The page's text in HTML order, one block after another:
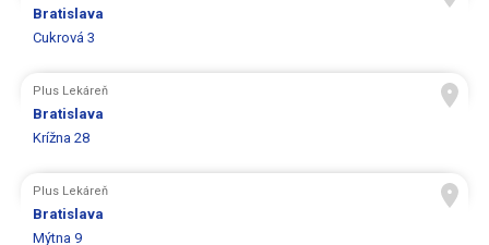
Bratislava
Cukrová 3
Plus Lekáreň
Bratislava
Krížna 28
Plus Lekáreň
Bratislava
Mýtna 9